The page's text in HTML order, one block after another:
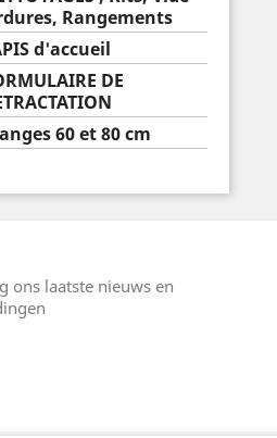
Rangements
d'accueil
DE
60 et 80 cm
ons laatste nieuws en